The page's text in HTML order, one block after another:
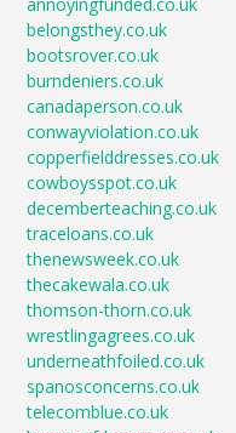
annoyingfunded.co.uk
belongsthey.co.uk
bootsrover.co.uk
burndeniers.co.uk
canadaperson.co.uk
conwayviolation.co.uk
copperfielddresses.co.uk
cowboysspot.co.uk
decemberteaching.co.uk
traceloans.co.uk
thenewsweek.co.uk
thecakewala.co.uk
thomson-thorn.co.uk
wrestlingagrees.co.uk
underneathfoiled.co.uk
spanosconcerns.co.uk
telecomblue.co.uk